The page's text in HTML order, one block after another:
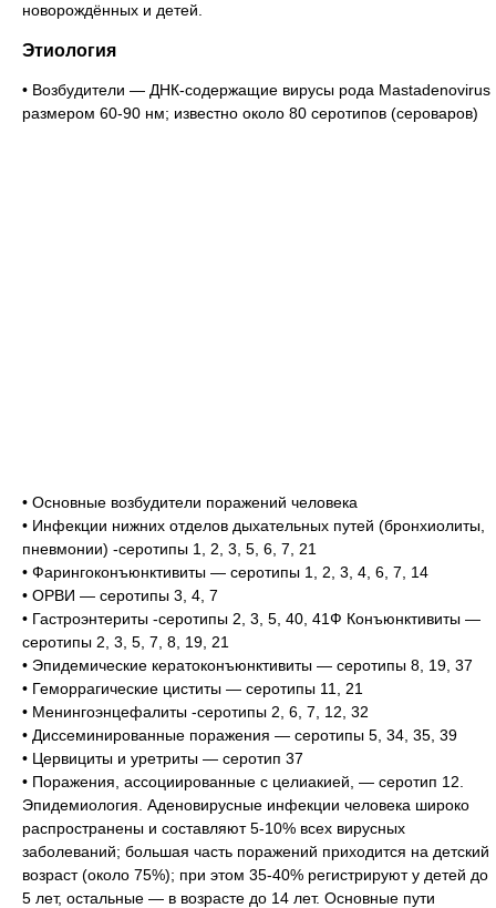
новорождённых и детей.
Этиология
• Возбудители — ДНК-содержащие вирусы рода Mastadenovirus
размером 60-90 нм; известно около 80 серотипов (сероваров)
• Основные возбудители поражений человека
• Инфекции нижних отделов дыхательных путей (бронхиолиты,
пневмонии) -серотипы 1, 2, 3, 5, 6, 7, 21
• Фарингоконъюнктивиты — серотипы 1, 2, 3, 4, 6, 7, 14
• ОРВИ — серотипы 3, 4, 7
• Гастроэнтериты -серотипы 2, 3, 5, 40, 41Ф Конъюнктивиты —
серотипы 2, 3, 5, 7, 8, 19, 21
• Эпидемические кератоконъюнктивиты — серотипы 8, 19, 37
• Геморрагические циститы — серотипы 11, 21
• Менингоэнцефалиты -серотипы 2, 6, 7, 12, 32
• Диссеминированные поражения — серотипы 5, 34, 35, 39
• Цервициты и уретриты — серотип 37
• Поражения, ассоциированные с целиакией, — серотип 12.
Эпидемиология. Аденовирусные инфекции человека широко
распространены и составляют 5-10% всех вирусных
заболеваний; большая часть поражений приходится на детский
возраст (около 75%); при этом 35-40% регистрируют у детей до
5 лет, остальные — в возрасте до 14 лет. Основные пути